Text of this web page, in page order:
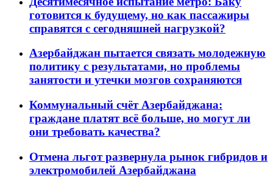
готовится к будущему, но как пассажиры
справятся с сегодняшней нагрузкой?
Азербайджан пытается связать молодежную
политику с результатами, но проблемы
занятости и утечки мозгов сохраняются
Коммунальный счёт Азербайджана:
граждане платят всё больше, но могут ли
они требовать качества?
Отмена льгот развернула рынок гибридов и
электромобилей Азербайджана